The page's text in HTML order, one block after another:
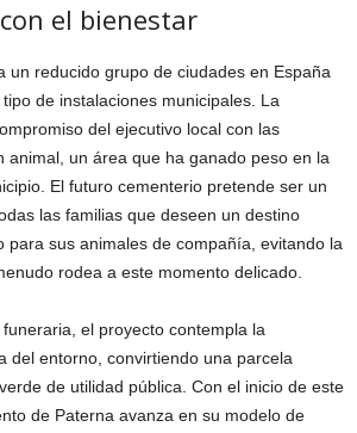
el bienestar
un reducido grupo de ciudades en España
de instalaciones municipales. La
del ejecutivo local con las
animal, un área que ha ganado peso en la
El futuro cementerio pretende ser un
las familias que deseen un destino
para sus animales de compañía, evitando la
rodea a este momento delicado.
el proyecto contempla la
del entorno, convirtiendo una parcela
de utilidad pública. Con el inicio de este
de Paterna avanza en su modelo de